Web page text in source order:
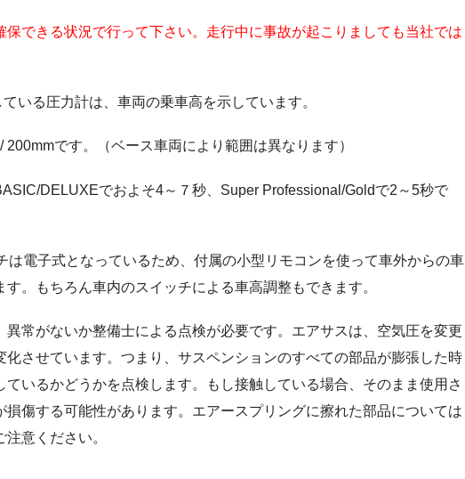
できる状況で行って下さい。走行中に事故が起こりましても当社では
いる圧力計は、車両の乗車高を示しています。
です。（ベース車両により範囲は異なります）
DELUXEでおよそ4～７秒、Super Professional/Goldで2～5秒で
は電子式となっているため、付属の小型リモコンを使って車外からの車
。もちろん車内のスイッチによる車高調整もできます。
異常がないか整備士による点検が必要です。エアサスは、空気圧を変更
化させています。つまり、サスペンションのすべての部品が膨張した時
ているかどうかを点検します。もし接触している場合、そのまま使用さ
損傷する可能性があります。エアースプリングに擦れた部品については
意ください。